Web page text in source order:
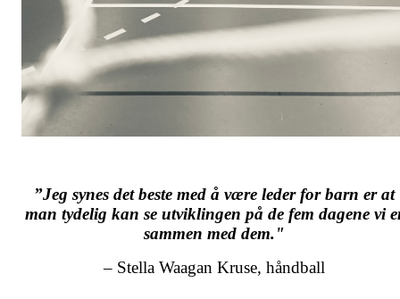
”Jeg synes det beste med å være leder for barn er at
man tydelig kan se utviklingen på de fem dagene vi
sammen med dem."
– Stella Waagan Kruse, håndball